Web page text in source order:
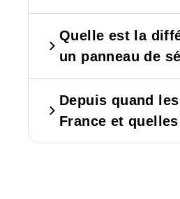
Quelle est la
un panneau de
Depuis quand
France et